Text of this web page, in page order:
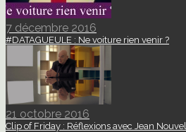
7 décembre 2016
#DATAGUEULE : Ne voiture rien venir ?
21 octobre 2016
Clip of Friday : Réflexions avec Jean Nouvel